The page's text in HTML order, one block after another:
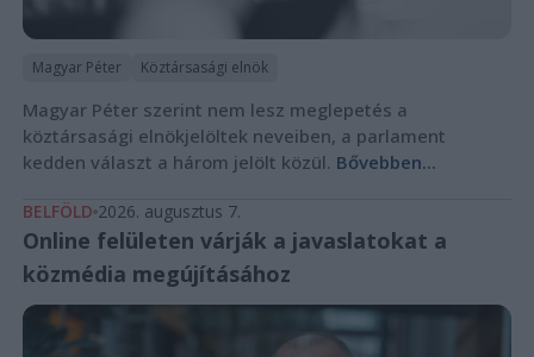
Magyar Péter Köztársasági elnök
Magyar Péter szerint nem lesz meglepetés a
köztársasági elnökjelöltek neveiben, a parlament
kedden választ a három jelölt közül. Bővebben...
BELFÖLD 2026. augusztus 7.
Online felületen várják a javaslatokat a
közmédia megújításához